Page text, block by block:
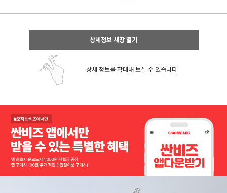
구
샵
페
구
상세정보 새창 열기
상세 정보를 확대해 보실 수 있습니다.